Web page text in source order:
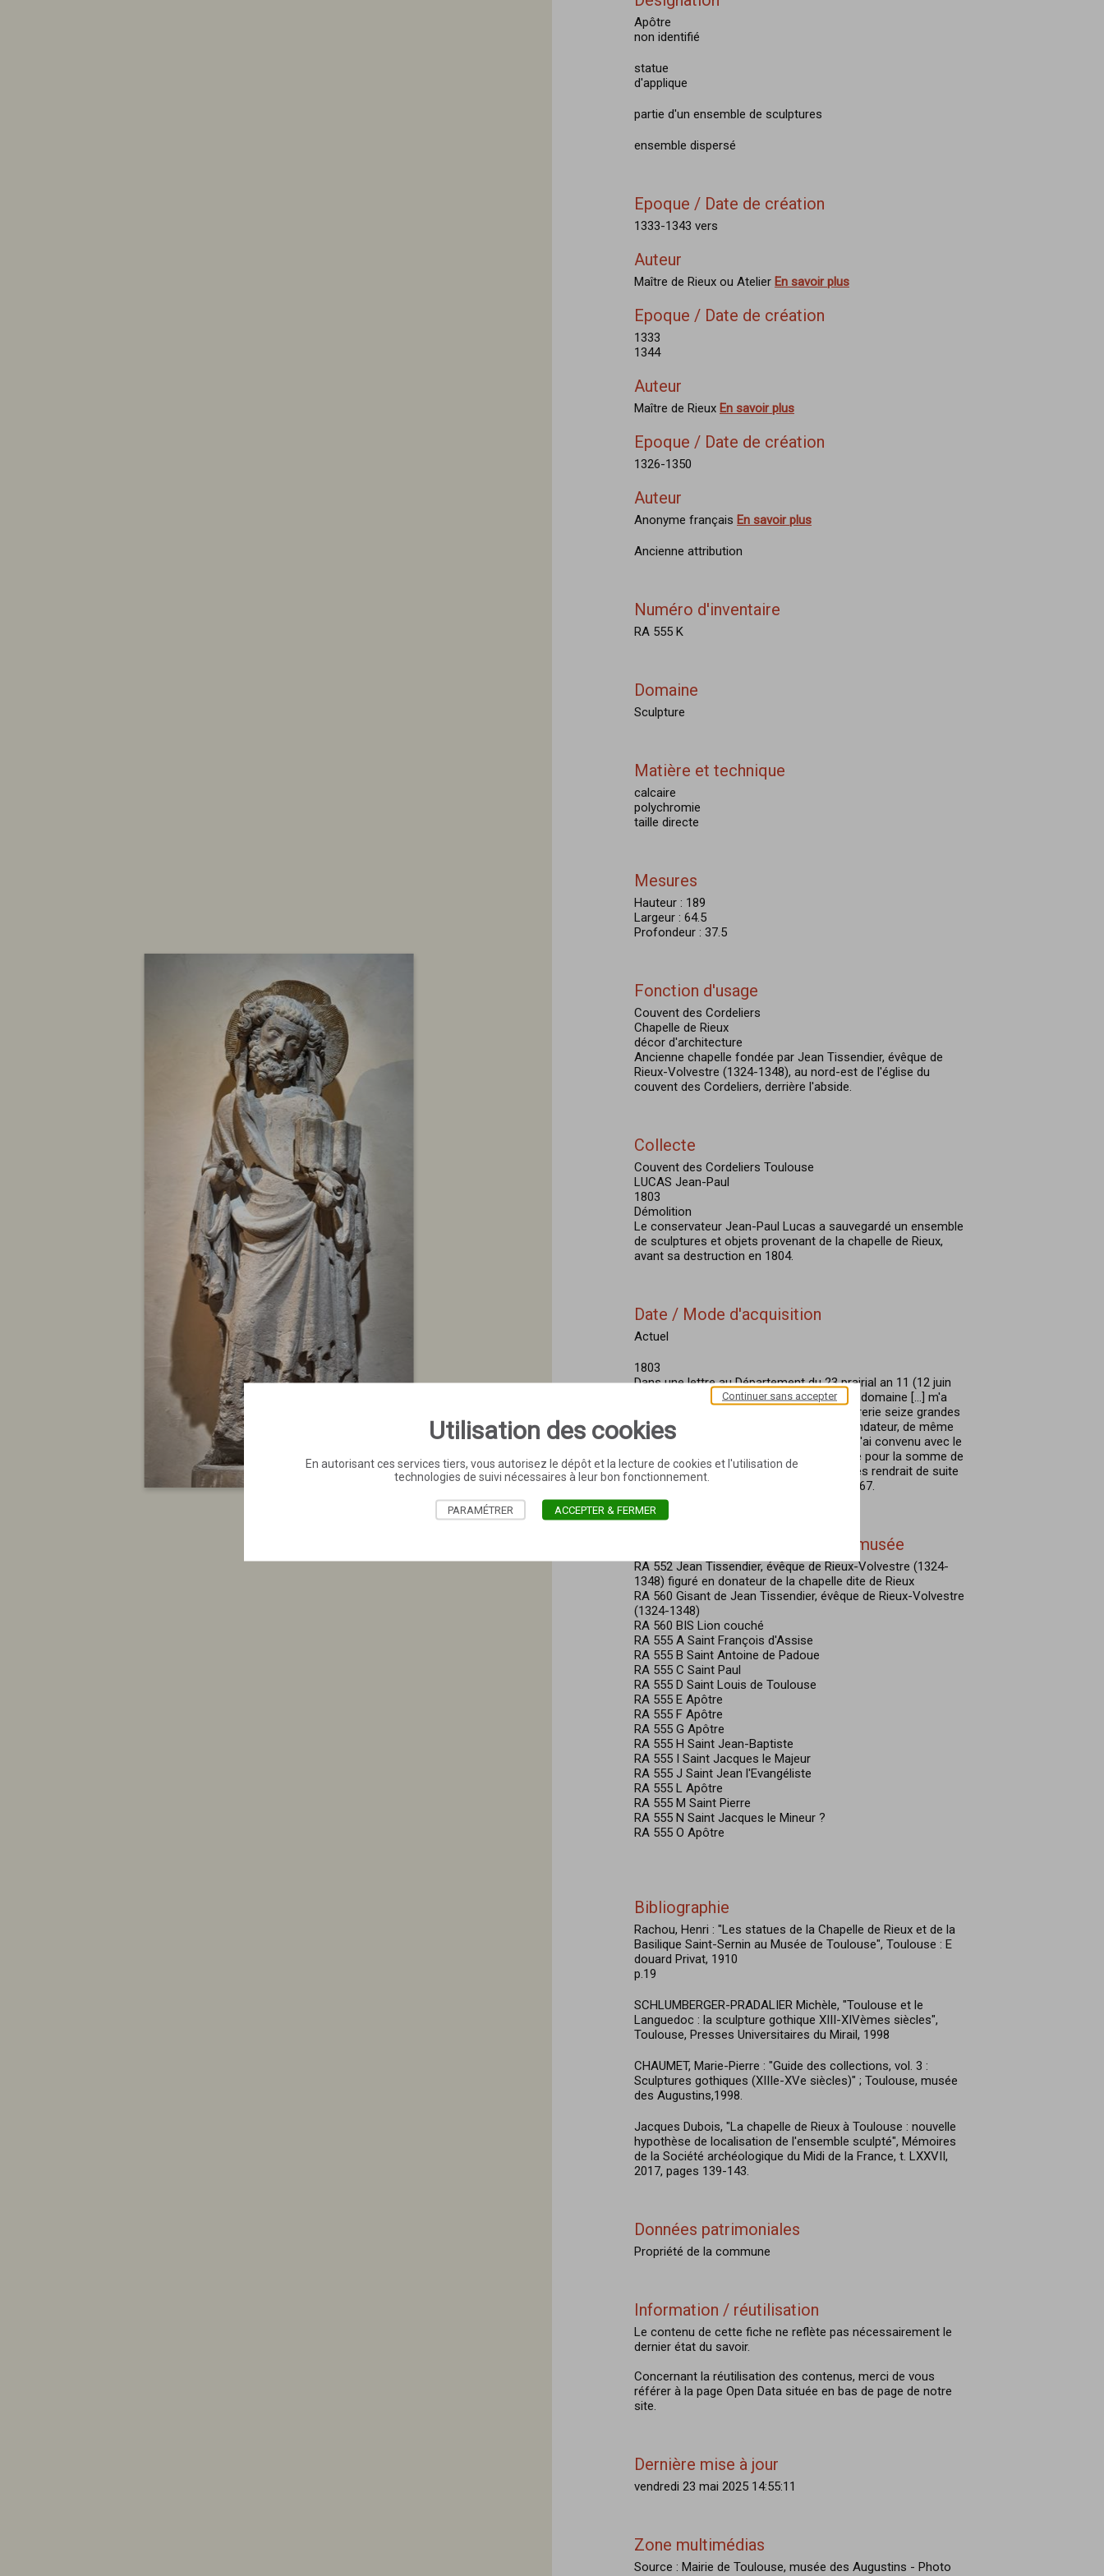
Apôtre
non identifié
statue
d'applique
partie d'un ensemble de sculptures
ensemble dispersé
Epoque / Date de création
1333-1343 vers
Auteur
Maître de Rieux ou Atelier En savoir plus
Epoque / Date de création
1333
1344
Auteur
Maître de Rieux En savoir plus
Epoque / Date de création
1326-1350
Auteur
Anonyme français En savoir plus
Ancienne attribution
Numéro d'inventaire
RA 555 K
Domaine
Sculpture
Matière et technique
calcaire
polychromie
taille directe
Mesures
Hauteur : 189
Largeur : 64.5
Profondeur : 37.5
Fonction d'usage
Couvent des Cordeliers
Chapelle de Rieux
décor d'architecture
Ancienne chapelle fondée par Jean Tissendier, évêque de
Rieux-Volvestre (1324-1348), au nord-est de l'église du
couvent des Cordeliers, derrière l'abside.
Collecte
Couvent des Cordeliers Toulouse
LUCAS Jean-Paul
1803
Démolition
Le conservateur Jean-Paul Lucas a sauvegardé un ensemble
de sculptures et objets provenant de la chapelle de Rieux,
avant sa destruction en 1804.
Date / Mode d'acquisition
Actuel
1803
Dans une lettre au Département du 23 prairial an 11 (12 juin
1803), le conservateur Lucas indique : "Le domaine [...] m'a
accordé par l'entremise du citoyen Lafferrerie seize grandes
figures en pierre [...], une en marbre, du fondateur, de même
que plusieurs petites et autres objets. [...] j'ai convenu avec le
citoyen Bourguignon, tailleur de pierre, que pour la somme de
100 francs il les arracherait des murs et les rendrait de suite
au Musée". Voir, Roschach, 1865, p. 266-267.
Œuvre associée conservée au musée
RA 552 Jean Tissendier, évêque de Rieux-Volvestre (1324-
1348) figuré en donateur de la chapelle dite de Rieux
RA 560 Gisant de Jean Tissendier, évêque de Rieux-Volvestre
(1324-1348)
RA 560 BIS Lion couché
RA 555 A Saint François d'Assise
RA 555 B Saint Antoine de Padoue
RA 555 C Saint Paul
RA 555 D Saint Louis de Toulouse
RA 555 E Apôtre
RA 555 F Apôtre
RA 555 G Apôtre
RA 555 H Saint Jean-Baptiste
RA 555 I Saint Jacques le Majeur
RA 555 J Saint Jean l'Evangéliste
RA 555 L Apôtre
RA 555 M Saint Pierre
RA 555 N Saint Jacques le Mineur ?
RA 555 O Apôtre
Bibliographie
Rachou, Henri : "Les statues de la Chapelle de Rieux et de la
Basilique Saint-Sernin au Musée de Toulouse", Toulouse : E
douard Privat, 1910
p.19
SCHLUMBERGER-PRADALIER Michèle, "Toulouse et le
Languedoc : la sculpture gothique XIII-XIVèmes siècles",
Toulouse, Presses Universitaires du Mirail, 1998
CHAUMET, Marie-Pierre : "Guide des collections, vol. 3 :
Sculptures gothiques (XIIIe-XVe siècles)" ; Toulouse, musée
des Augustins,1998.
Jacques Dubois, "La chapelle de Rieux à Toulouse : nouvelle
hypothèse de localisation de l'ensemble sculpté", Mémoires
de la Société archéologique du Midi de la France, t. LXXVII,
2017, pages 139-143.
Données patrimoniales
Propriété de la commune
Information / réutilisation
Le contenu de cette fiche ne reflète pas nécessairement le
dernier état du savoir.
Concernant la réutilisation des contenus, merci de vous
référer à la page Open Data située en bas de page de notre
site.
Dernière mise à jour
vendredi 23 mai 2025 14:55:11
Zone multimédias
Source : Mairie de Toulouse, musée des Augustins - Photo
Utilisation des cookies
En autorisant ces services tiers, vous autorisez le dépôt et la lecture de cookies et l'utilisation de
technologies de suivi nécessaires à leur bon fonctionnement.
Continuer sans accepter
PARAMÉTRER ACCEPTER & FERMER